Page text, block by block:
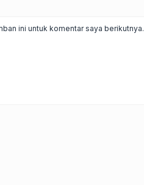
ini untuk komentar saya berikutnya.